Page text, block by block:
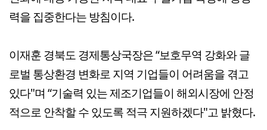
력을 집중한다는 방침이다.
이재훈 경북도 경제통상국장은 “보호무역 강화와 글
로벌 통상환경 변화로 지역 기업들이 어려움을 겪고
있다"며 “기술력 있는 제조기업들이 해외시장에 안정
적으로 안착할 수 있도록 적극 지원하겠다"고 밝혔다.